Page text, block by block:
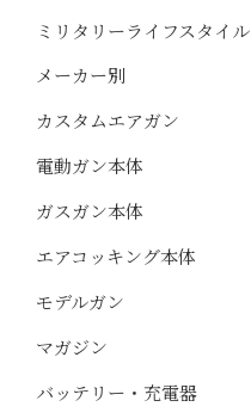
ミリタリーライフスタイル
メーカー別
カスタムエアガン
電動ガン本体
ガスガン本体
エアコッキング本体
モデルガン
マガジン
バッテリー・充電器